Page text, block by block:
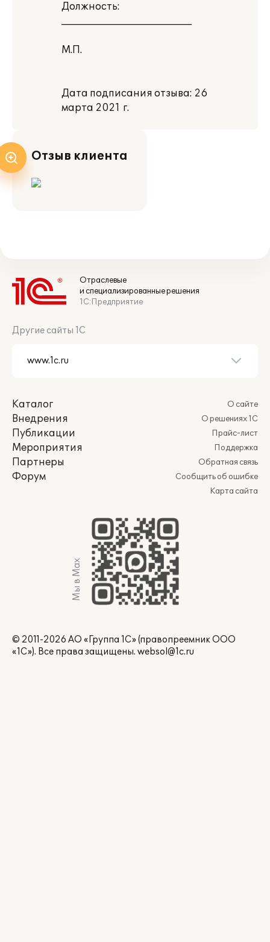
Должность:
___________________________
М.П.
Дата подписания отзыва: 26
марта 2021 г.
Отзыв клиента
Отраслевые
и специализированные решения
1С:Предприятие
Другие сайты 1С
Каталог
Внедрения
Публикации
Мероприятия
Партнеры
Форум
О сайте
О решениях 1С
Прайс-лист
Поддержка
Обратная связь
Сообщить об ошибке
Карта сайта
Мы в Max
© 2011-2026 АО «Группа 1С» (правопреемник ООО
«1С»). Все права защищены. websol@1c.ru